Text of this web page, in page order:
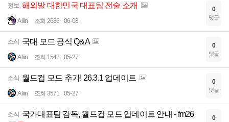
정보 해외발 대한민국 대표팀 전술 소개
Aliin 조회 2686 06-08
0
댓글
소식 국대 모드 공식 Q&A
Aliin 조회 1542 05-27
0
댓글
소식 월드컵 모드 추가! 26.3.1 업데이트
Aliin 조회 3571 05-27
0
댓글
소식 국가대표팀 감독, 월드컵 모드 업데이트 안내 - fm26 0